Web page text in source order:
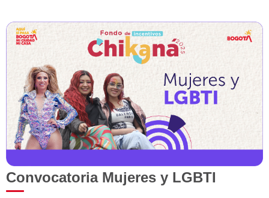
Convocatoria Mujeres y LGBTI